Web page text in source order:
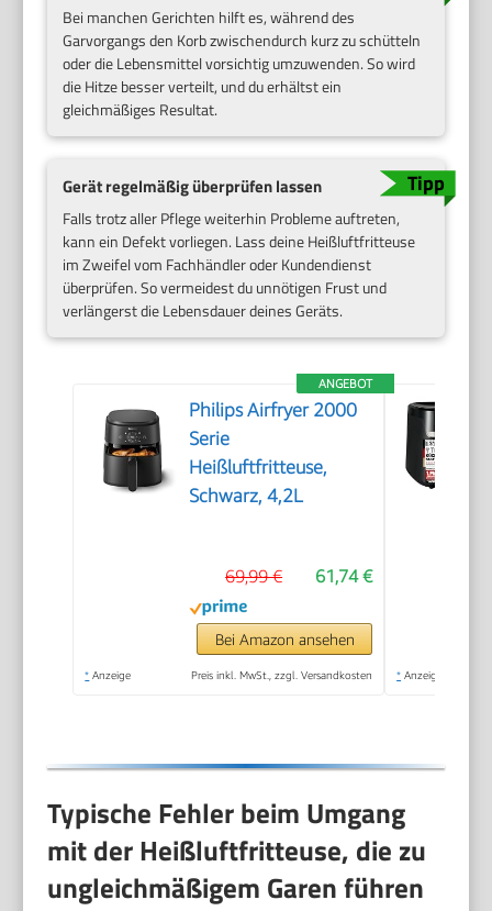
Bei manchen Gerichten hilft es, während des
Garvorgangs den Korb zwischendurch kurz zu schütteln
oder die Lebensmittel vorsichtig umzuwenden. So wird
die Hitze besser verteilt, und du erhältst ein
gleichmäßiges Resultat.
Gerät regelmäßig überprüfen lassen
Falls trotz aller Pflege weiterhin Probleme auftreten,
kann ein Defekt vorliegen. Lass deine Heißluftfritteuse
im Zweifel vom Fachhändler oder Kundendienst
überprüfen. So vermeidest du unnötigen Frust und
verlängerst die Lebensdauer deines Geräts.
ANGEBOT
Philips Airfryer 2000
Serie
Heißluftfritteuse,
Schwarz, 4,2L
61,74 €
69,99 €
Bei Amazon ansehen
* Anzeige Preis inkl. MwSt., zzgl. Versandkosten * Anzeige
Typische Fehler beim Umgang
mit der Heißluftfritteuse, die zu
ungleichmäßigem Garen führen